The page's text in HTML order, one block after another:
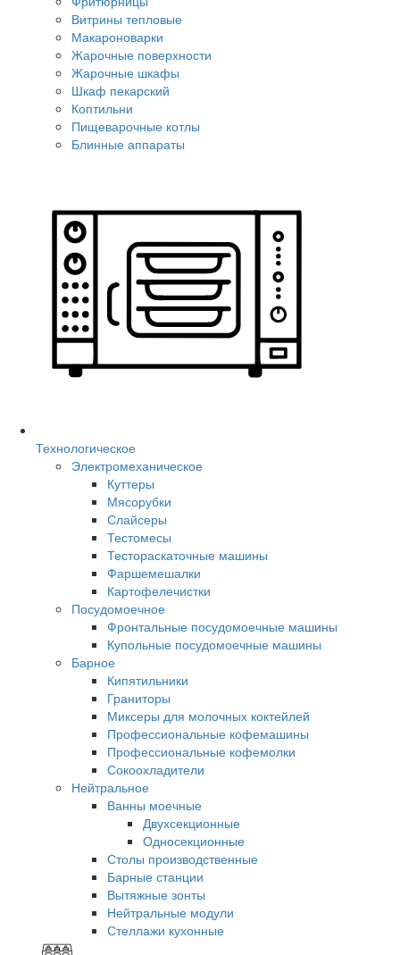
Витрины тепловые
Макароноварки
Жарочные поверхности
Жарочные шкафы
Шкаф пекарский
Коптильни
Пищеварочные котлы
Блинные аппараты
Технологическое
Электромеханическое
Куттеры
Мясорубки
Слайсеры
Тестомесы
Тестораскаточные машины
Фаршемешалки
Картофелечистки
Посудомоечное
Фронтальные посудомоечные машины
Купольные посудомоечные машины
Барное
Кипятильники
Граниторы
Миксеры для молочных коктейлей
Профессиональные кофемашины
Профессиональные кофемолки
Сокоохладители
Нейтральное
Ванны моечные
Двухсекционные
Односекционные
Столы производственные
Барные станции
Вытяжные зонты
Нейтральные модули
Стеллажи кухонные